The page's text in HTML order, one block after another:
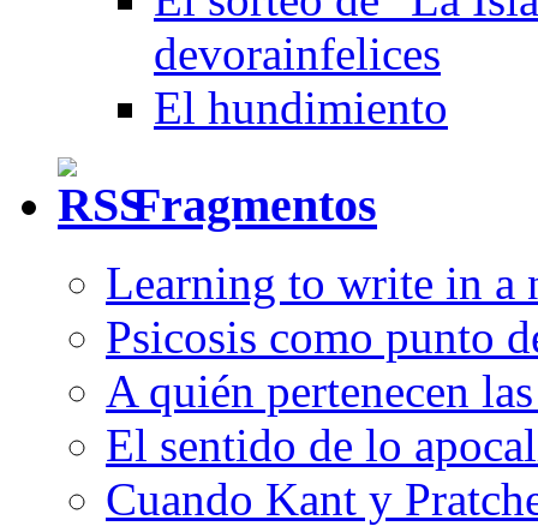
devorainfelices
El hundimiento
Fragmentos
Learning to write in a
Psicosis como punto
A quién pertenecen
El sentido de lo
Cuando Kant y